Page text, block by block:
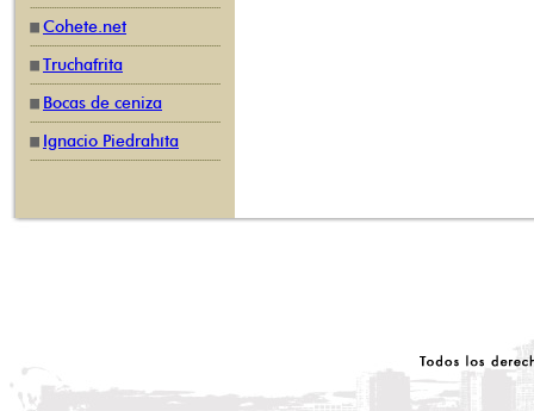
Cohete.net
Truchafrita
Bocas de ceniza
Ignacio Piedrahíta